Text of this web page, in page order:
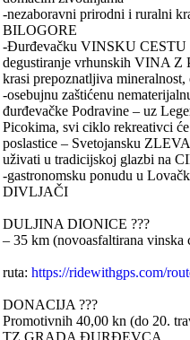
-nezaboravni prirodni i ruralni
BILOGORE
-Đurđevačku VINSKU CESTU
degustiranje vrhunskih VINA Z
krasi prepoznatljiva mineralnost,
-osebujnu zaštićenu
đurđevačke Podravine – uz
Picokima, svi ciklo rekreativci
poslastice – Svetojansku
uživati u tradicijskoj glazbi na
-gastronomsku ponudu u
DIVLJAČI
DULJINA DIONICE ???
– 35 km (novoasfaltirana vinska
ruta:https://ridewithgps.com/
DONACIJA ???
Promotivnih 40,00 kn (do 20.
TZ GRADA ĐURĐEVCA